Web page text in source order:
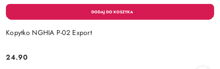
Kopytko NGHIA P-02 Export
Cena:
24.90